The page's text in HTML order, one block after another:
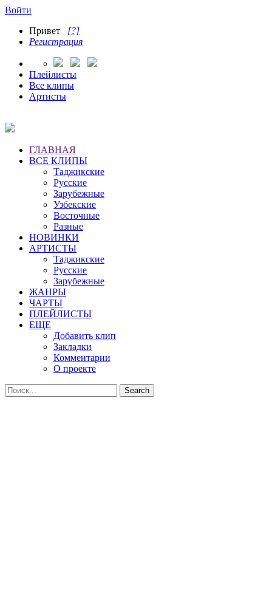
Войти
Привет [?]
Регистрация
Плейлисты
Все клипы
Артисты
ГЛАВНАЯ
ВСЕ КЛИПЫ
Таджикские
Русские
Зарубежные
Узбекские
Восточные
Разные
НОВИНКИ
АРТИСТЫ
Таджикские
Русские
Зарубежные
ЖАНРЫ
ЧАРТЫ
ПЛЕЙЛИСТЫ
ЕЩЕ
Добавить клип
Закладки
Комментарии
О проекте